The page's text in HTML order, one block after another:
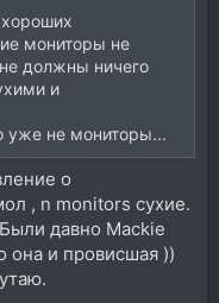
мониторы не
должны ничего
и
уже не мониторы...
о
, n monitors сухие.
давно Mackie
она и провисшая ))